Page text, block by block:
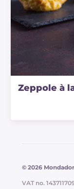
Zeppole à
© 2026
VAT no.